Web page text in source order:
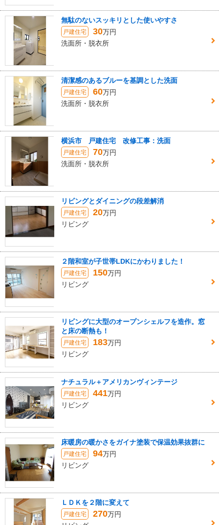
無駄のないスッキリとした使いやすさ
戸建住宅 30万円
洗面所・脱衣所
清潔感のあるブルーを基調とした洗面
戸建住宅 60万円
洗面所・脱衣所
横浜市 戸建住宅 改修工事：洗面
戸建住宅 70万円
洗面所・脱衣所
リビングとダイニングの段差解消
戸建住宅 20万円
リビング
２階和室が子世帯LDKにかわりました！
戸建住宅 150万円
リビング
リビングに大型のオープンシェルフを造作。窓
と床の断熱も！
戸建住宅 183万円
リビング
ナチュラル＋アメリカンヴィンテージ
戸建住宅 441万円
リビング
床暖房の暖かさをガイナ塗装で保温効果抜群に
戸建住宅 94万円
リビング
ＬＤＫを２階に変えて
戸建住宅 270万円